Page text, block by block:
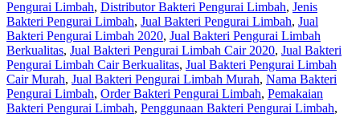
Pengurai Limbah, Distributor Bakteri Pengurai Limbah, Jenis
Bakteri Pengurai Limbah, Jual Bakteri Pengurai Limbah, Jual
Bakteri Pengurai Limbah 2020, Jual Bakteri Pengurai Limbah
Berkualitas, Jual Bakteri Pengurai Limbah Cair 2020, Jual Bakteri
Pengurai Limbah Cair Berkualitas, Jual Bakteri Pengurai Limbah
Cair Murah, Jual Bakteri Pengurai Limbah Murah, Nama Bakteri
Pengurai Limbah, Order Bakteri Pengurai Limbah, Pemakaian
Bakteri Pengurai Limbah, Penggunaan Bakteri Pengurai Limbah,